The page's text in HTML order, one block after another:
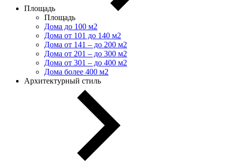
Площадь
Площадь
Дома до 100 м2
Дома от 101 до 140 м2
Дома от 141 – до 200 м2
Дома от 201 – до 300 м2
Дома от 301 – до 400 м2
Дома более 400 м2
Архитектурный стиль